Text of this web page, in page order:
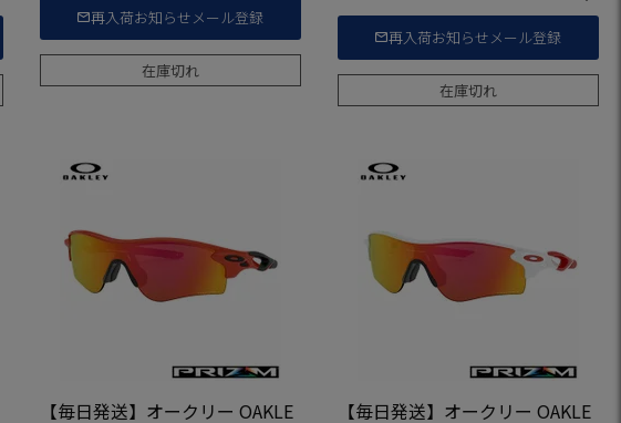
再入荷お知らせメール登録
在庫切れ
再入荷お知らせメール登録
在庫切れ
【毎日発送】オークリー OAKLE 【毎日発送】オークリー OAKLE